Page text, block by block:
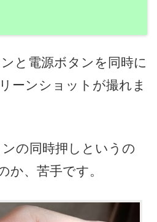
と電源ボタンを同時に
ーンショットが撮れま
の同時押しというの
か、苦手です。